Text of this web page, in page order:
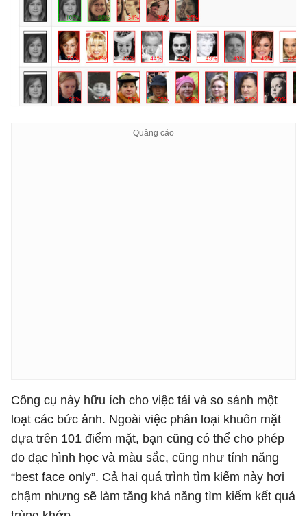
Công cụ này hữu ích cho việc tải và so sánh một
loạt các bức ảnh. Ngoài việc phân loại khuôn mặt
dựa trên 101 điểm mặt, bạn cũng có thể cho phép
đo đạc hình học và màu sắc, cũng như tính năng
“best face only”. Cả hai quá trình tìm kiếm này hơi
chậm nhưng sẽ làm tăng khả năng tìm kiếm kết quả